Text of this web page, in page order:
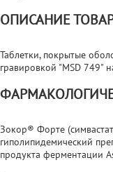
ОПИСАНИЕ
Таблетки, покрытые
гравировкой "MSD 749"
Зокор® Форте
гиполипидемический
продукта ферментации